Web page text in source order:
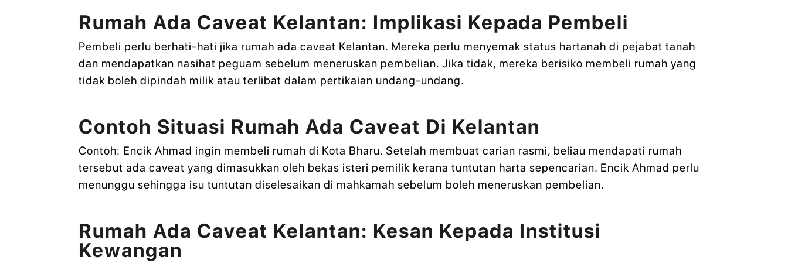
Rumah Ada Caveat Kelantan: Implikasi Kepada Pembeli
Pembeli perlu berhati-hati jika rumah ada caveat Kelantan. Mereka perlu menyemak status hartanah di pejabat tanah
dan mendapatkan nasihat peguam sebelum meneruskan pembelian. Jika tidak, mereka berisiko membeli rumah yang
tidak boleh dipindah milik atau terlibat dalam pertikaian undang-undang.
Contoh Situasi Rumah Ada Caveat Di Kelantan
Contoh: Encik Ahmad ingin membeli rumah di Kota Bharu. Setelah membuat carian rasmi, beliau mendapati rumah
tersebut ada caveat yang dimasukkan oleh bekas isteri pemilik kerana tuntutan harta sepencarian. Encik Ahmad perlu
menunggu sehingga isu tuntutan diselesaikan di mahkamah sebelum boleh meneruskan pembelian.
Rumah Ada Caveat Kelantan: Kesan Kepada Institusi
Kewangan